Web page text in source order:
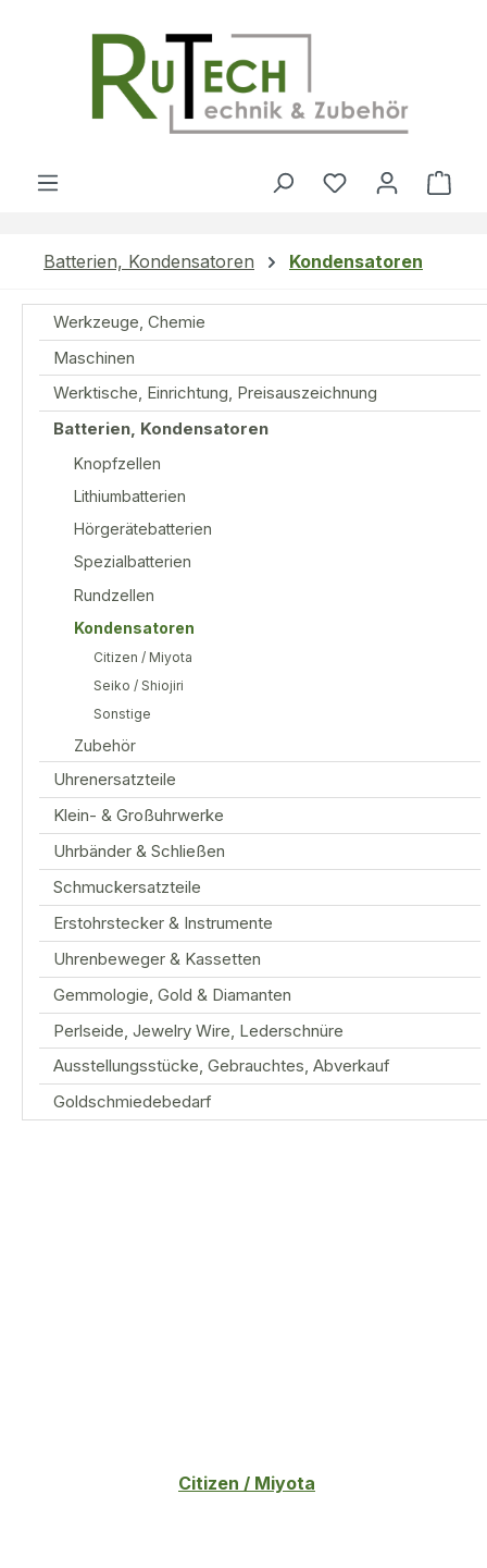
Du hast 0
Batterien, Kondensatoren Kondensatoren
Werkzeuge, Chemie
Maschinen
Werktische, Einrichtung, Preisauszeichnung
Batterien, Kondensatoren
Knopfzellen
Lithiumbatterien
Hörgerätebatterien
Spezialbatterien
Rundzellen
Kondensatoren
Citizen / Miyota
Seiko / Shiojiri
Sonstige
Zubehör
Uhrenersatzteile
Klein- & Großuhrwerke
Uhrbänder & Schließen
Schmuckersatzteile
Erstohrstecker & Instrumente
Uhrenbeweger & Kassetten
Gemmologie, Gold & Diamanten
Perlseide, Jewelry Wire, Lederschnüre
Ausstellungsstücke, Gebrauchtes, Abverkauf
Goldschmiedebedarf
Citizen / Miyota